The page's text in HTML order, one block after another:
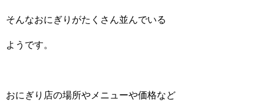
そんなおにぎりがたくさん並んでいる
ようです。
おにぎり店の場所やメニューや価格など